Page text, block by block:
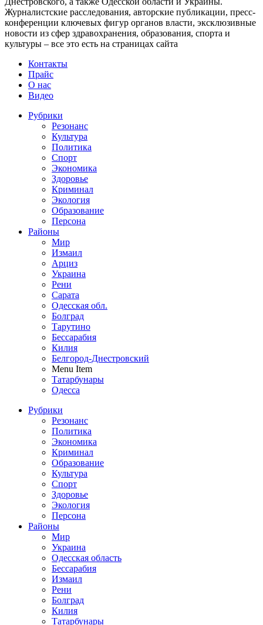
Журналистские расследования, авторские публикации, пресс-
конференции ключевых фигур органов власти, эксклюзивные
новости из сфер здравохранения, образования, спорта и
культуры – все это есть на страницах сайта
Контакты
Прайс
О нас
Видео
Рубрики
Резонанс
Культура
Политика
Спорт
Экономика
Здоровье
Криминал
Экология
Образование
Персона
Районы
Мир
Измаил
Арциз
Украина
Рени
Сарата
Одесская обл.
Болград
Тарутино
Бессарабия
Килия
Белгород-Днестровский
Menu Item
Татарбунары
Одесса
Рубрики
Резонанс
Политика
Экономика
Криминал
Образование
Культура
Спорт
Здоровье
Экология
Персона
Районы
Мир
Украина
Одесская область
Бессарабия
Измаил
Рени
Болград
Килия
Татарбунары